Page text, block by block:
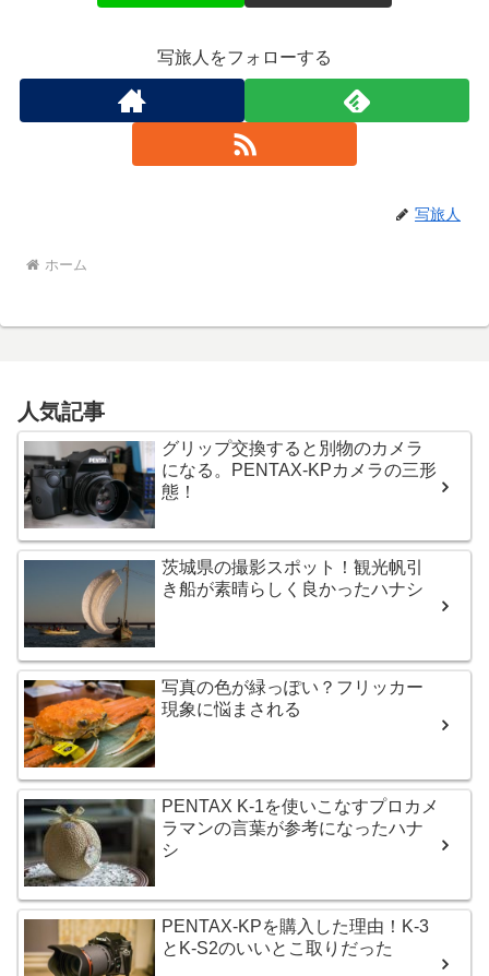
写旅人をフォローする
写旅人
ホーム
人気記事
グリップ交換すると別物のカメラ
になる。PENTAX-KPカメラの三形
態！
茨城県の撮影スポット！観光帆引
き船が素晴らしく良かったハナシ
写真の色が緑っぽい？フリッカー
現象に悩まされる
PENTAX K-1を使いこなすプロカメ
ラマンの言葉が参考になったハナ
シ
PENTAX-KPを購入した理由！K-3
とK-S2のいいとこ取りだった